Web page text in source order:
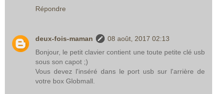
Répondre
deux-fois-maman
08 août, 2017 02:13
Bonjour, le petit clavier contient une toute petite clé usb
sous son capot ;)
Vous devez l'inséré dans le port usb sur l'arrière de
votre box Globmall.